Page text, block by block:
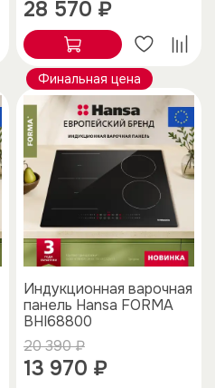
28 570 ₽
Финальная цена
Индукционная варочная
панель Hansa FORMA
BHI68800
20 390 ₽
13 970 ₽